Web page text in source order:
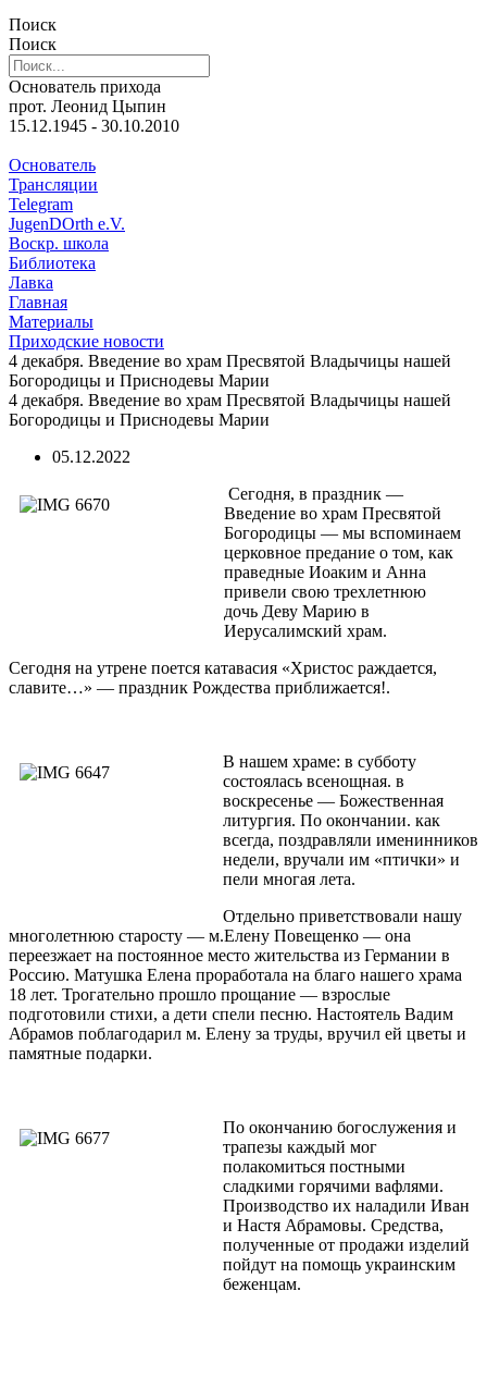
Поиск
Поиск
Основатель прихода
прот. Леонид Цыпин
15.12.1945 - 30.10.2010
Основатель
Трансляции
Telegram
JugenDOrth e.V.
Воскр. школа
Библиотека
Лавка
Главная
Материалы
Приходские новости
4 декабря. Введение во храм Пресвятой Владычицы нашей
Богородицы и Приснодевы Марии
4 декабря. Введение во храм Пресвятой Владычицы нашей
Богородицы и Приснодевы Марии
05.12.2022
Сегодня, в праздник —
Введение во храм Пресвятой
Богородицы — мы вспоминаем
церковное предание о том, как
праведные Иоаким и Анна
привели свою трехлетнюю
дочь Деву Марию в
Иерусалимский храм.
Сегодня на утрене поется катавасия «Хрис­тос раждается,
славите…» — праздник Рождества приближается!.
В нашем храме: в субботу
состоялась всенощная. в
воскресенье — Божественная
литургия. По окончании. как
всегда, поздравляли именинников
недели, вручали им «птички» и
пели многая лета.
Отдельно приветствовали нашу
многолетнюю старосту — м.Елену Повещенко — она
переезжает на постоянное место жительства из Германии в
Россию. Матушка Елена проработала на благо нашего храма
18 лет. Трогательно прошло прощание — взрослые
подготовили стихи, а дети спели песню. Настоятель Вадим
Абрамов поблагодарил м. Елену за труды, вручил ей цветы и
памятные подарки.
По окончанию богослужения и
трапезы каждый мог
полакомиться постными
сладкими горячими вафлями.
Производство их наладили Иван
и Настя Абрамовы. Средства,
полученные от продажи изделий
пойдут на помощь украинским
беженцам.